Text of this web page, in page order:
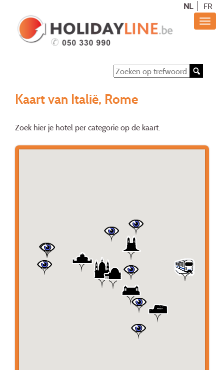
NL FR
Kaart van Italië, Rome
Zoek hier je hotel per categorie op de kaart.